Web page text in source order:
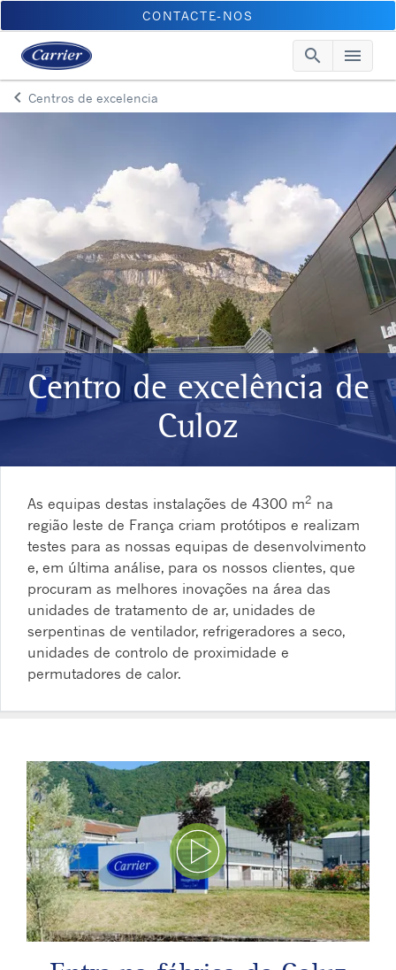
CONTACTE-NOS
search menu
keyboard_arrow_leftArrow back
Centros de excelencia
Centro de excelência de
Culoz
As equipas destas instalações de 4300 m2 na
região leste de França criam protótipos e realizam
testes para as nossas equipas de desenvolvimento
e, em última análise, para os nossos clientes, que
procuram as melhores inovações na área das
unidades de tratamento de ar, unidades de
serpentinas de ventilador, refrigeradores a seco,
unidades de controlo de proximidade e
permutadores de calor.
Play Video